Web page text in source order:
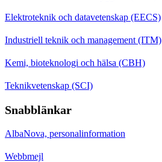
Elektroteknik och datavetenskap (EECS)
Industriell teknik och management (ITM)
Kemi, bioteknologi och hälsa (CBH)
Teknikvetenskap (SCI)
Snabblänkar
AlbaNova, personalinformation
Webbmejl